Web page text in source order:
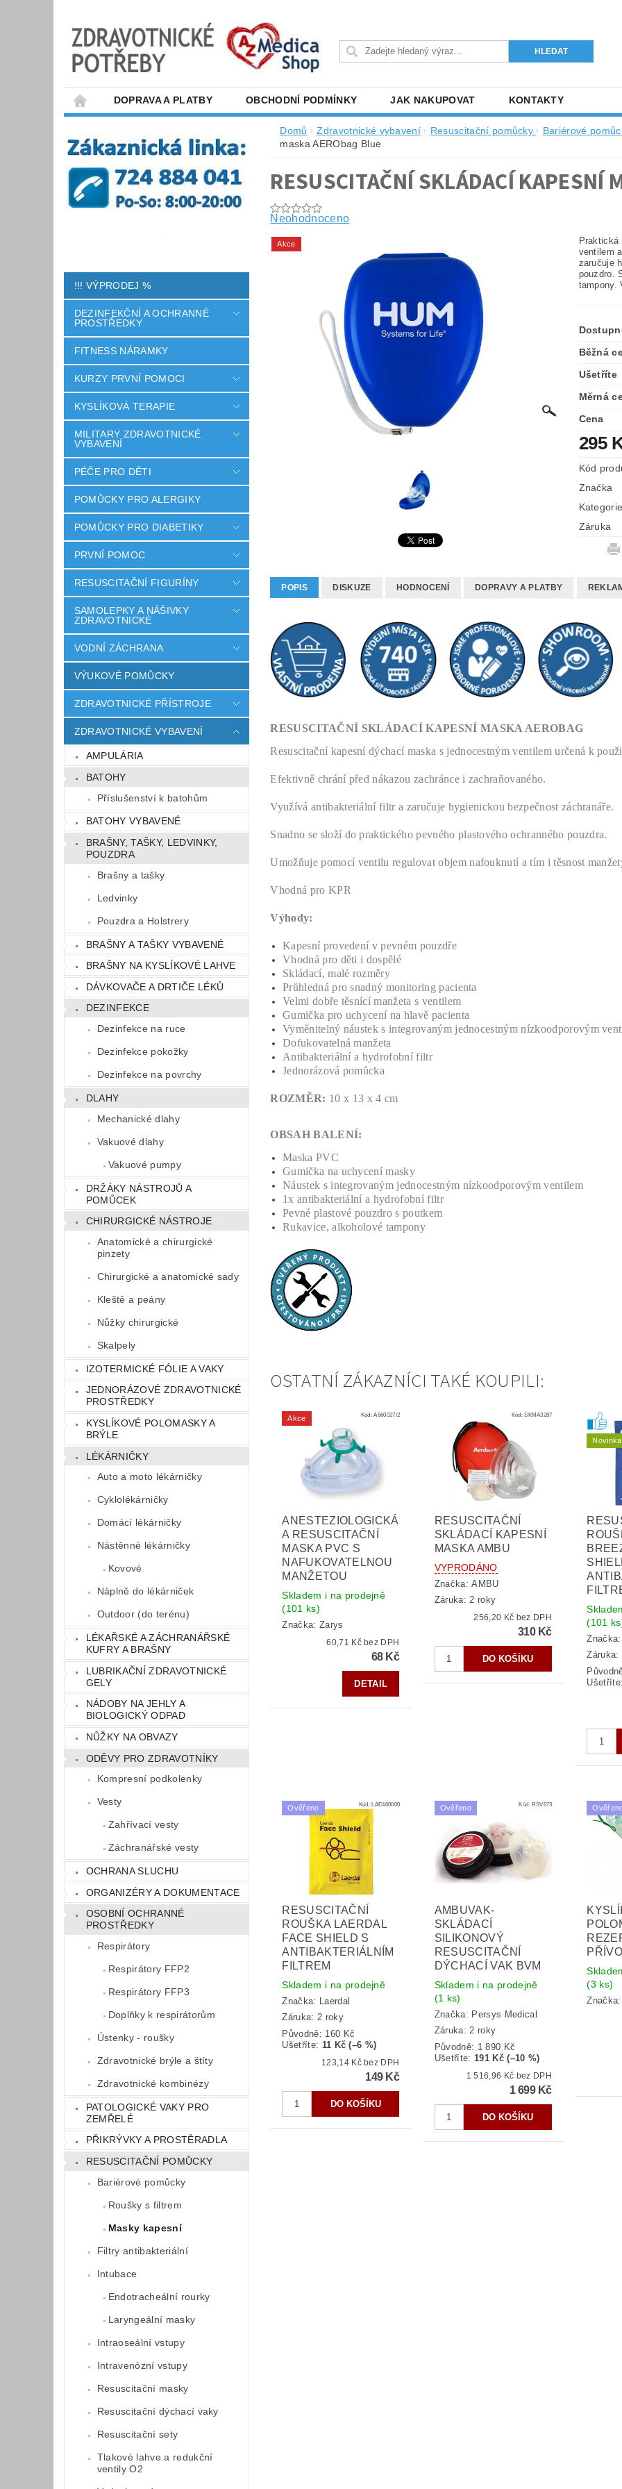
DOPRAVA A PLATBY OBCHODNÍ PODMÍNKY JAK NAKUPOVAT KONTAKTY
!!! VÝPRODEJ %
DEZINFEKČNÍ A OCHRANNÉ
PROSTŘEDKY
FITNESS NÁRAMKY
KURZY PRVNÍ POMOCI
KYSLÍKOVÁ TERAPIE
MILITARY ZDRAVOTNICKÉ
VYBAVENÍ
PÉČE PRO DĚTI
POMŮCKY PRO ALERGIKY
POMŮCKY PRO DIABETIKY
PRVNÍ POMOC
RESUSCITAČNÍ FIGURÍNY
SAMOLEPKY A NÁŠIVKY
ZDRAVOTNICKÉ
VODNÍ ZÁCHRANA
VÝUKOVÉ POMŮCKY
ZDRAVOTNICKÉ PŘÍSTROJE
ZDRAVOTNICKÉ VYBAVENÍ
AMPULÁRIA
BATOHY
Příslušenství k batohům
BATOHY VYBAVENÉ
BRAŠNY, TAŠKY, LEDVINKY,
POUZDRA
Brašny a tašky
Ledvinky
Pouzdra a Holstrery
BRAŠNY A TAŠKY VYBAVENÉ
BRAŠNY NA KYSLÍKOVÉ LAHVE
DÁVKOVAČE A DRTIČE LÉKŮ
DEZINFEKCE
Dezinfekce na ruce
Dezinfekce pokožky
Dezinfekce na povrchy
DLAHY
Mechanické dlahy
Vakuové dlahy
Vakuové pumpy
DRŽÁKY NÁSTROJŮ A
POMŮCEK
CHIRURGICKÉ NÁSTROJE
Anatomické a chirurgické
pinzety
Chirurgické a anatomické sady
Kleště a peány
Nůžky chirurgické
Skalpely
IZOTERMICKÉ FÓLIE A VAKY
JEDNORÁZOVÉ ZDRAVOTNICKÉ
PROSTŘEDKY
KYSLÍKOVÉ POLOMASKY A
BRÝLE
LÉKÁRNIČKY
Auto a moto lékárničky
Cyklolékárničky
Domácí lékárničky
Nástěnné lékárničky
Kovové
Náplně do lékárniček
Outdoor (do terénu)
LÉKAŘSKÉ A ZÁCHRANÁŘSKÉ
KUFRY A BRAŠNY
LUBRIKAČNÍ ZDRAVOTNICKÉ
GELY
NÁDOBY NA JEHLY A
BIOLOGICKÝ ODPAD
NŮŽKY NA OBVAZY
ODĚVY PRO ZDRAVOTNÍKY
Kompresní podkolenky
Vesty
Zahřívací vesty
Záchranářské vesty
OCHRANA SLUCHU
ORGANIZÉRY A DOKUMENTACE
OSOBNÍ OCHRANNÉ
PROSTŘEDKY
Respirátory
Respirátory FFP2
Respirátory FFP3
Doplňky k respirátorům
Ústenky - roušky
Zdravotnické brýle a štíty
Zdravotnické kombinézy
PATOLOGICKÉ VAKY PRO
ZEMŘELÉ
PŘIKRÝVKY A PROSTĚRADLA
RESUSCITAČNÍ POMŮCKY
Bariérové pomůcky
Roušky s filtrem
Masky kapesní
Filtry antibakteriální
Intubace
Endotracheální rourky
Laryngeální masky
Intraoseální vstupy
Intravenózní vstupy
Resuscitační masky
Resuscitační dýchací vaky
Resuscitační sety
Tlakové lahve a redukční
ventily O2
Domů Zdravotnické vybavení Resuscitační pomůcky
Bariérové
maska AERObag Blue
RESUSCITAČNÍ SKLÁDACÍ KAPESNÍ
Neohodnoceno
Akce
ventilem
zaručuje
pouzdro.
tampony.
Běžná
Ušetříte
Měrná
Cena
295
Kód
Značka
Záruka
POPIS DISKUZE HODNOCENÍ DOPRAVY A PLATBY
RESUSCITAČNÍ SKLÁDACÍ KAPESNÍ MASKA AEROBAG
Resuscitační kapesní dýchací maska s jednocestným ventilem určená k
Efektivně chrání před nákazou zachránce i zachraňovaného.
Využívá antibakteriální filtr a zaručuje hygienickou bezpečnost záchranáře.
Snadno se složí do praktického pevného plastového ochranného pouzdra.
Umožňuje pomocí ventilu regulovat objem nafouknutí a tím i těsnost
Vhodná pro KPR
Výhody:
Kapesní provedení v pevném pouzdře
Vhodná pro děti i dospělé
Skládací, malé rozměry
Průhledná pro snadný monitoring pacienta
Velmi dobře těsnící manžeta s ventilem
Gumička pro uchycení na hlavě pacienta
Vyměnitelný náustek s integrovaným jednocestným nízkoodporovým
Dofukovatelná manžeta
Antibakteriální a hydrofobní filtr
Jednorázová pomůcka
ROZMĚR: 10 x 13 x 4 cm
OBSAH BALENÍ:
Maska PVC
Gumička na uchycení masky
Náustek s integrovaným jednocestným nízkoodporovým ventilem
1x antibakteriální a hydrofobní filtr
Pevné plastové pouzdro s poutkem
Rukavice, alkoholové tampony
OSTATNÍ ZÁKAZNÍCI TAKÉ KOUPILI:
Akce Kód:A660027/2
ANESTEZIOLOGICKÁ
A RESUSCITAČNÍ
MASKA PVC S
NAFUKOVATELNOU
MANŽETOU
Skladem i na prodejně
(101 ks)
Značka: Zarys
60,71 Kč bez DPH
68 Kč
DETAIL
Kód:SKMA3287
RESUSCITAČNÍ
SKLÁDACÍ KAPESNÍ
MASKA AMBU
VYPRODÁNO
Značka:AMBU
Záruka: 2 roky
256,20 Kč bez DPH
310 Kč
Novinka
(101
Záruka:
Ušetříte
Ověřeno Kód:LAE460000
RESUSCITAČNÍ
ROUŠKA LAERDAL
FACE SHIELD S
ANTIBAKTERIÁLNÍM
FILTREM
Skladem i na prodejně
Značka: Laerdal
Záruka: 2 roky
Původně: 160 Kč
Ušetříte: 11 Kč (–6 %)
123,14 Kč bez DPH
149 Kč
Ověřeno Kód: RSV673
AMBUVAK-
SKLÁDACÍ
SILIKONOVÝ
RESUSCITAČNÍ
DÝCHACÍ VAK BVM
Skladem i na prodejně
(1 ks)
Značka: Persys Medical
Záruka: 2 roky
Původně: 1 890 Kč
Ušetříte:191 Kč (–10 %)
1 516,96 Kč bez DPH
1 699 Kč
(3 ks)